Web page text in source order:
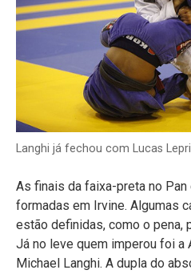
Langhi já fechou com Lucas
As finais da faixa-preta no
formadas em Irvine. Algumas
estão definidas, como o pena,
Já no leve quem imperou foi a
Michael Langhi. A dupla do